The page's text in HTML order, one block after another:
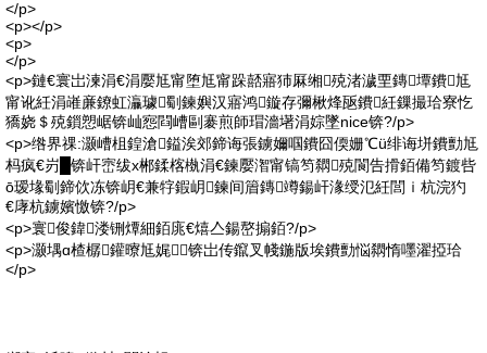
</p>
<p></p>
<p>
</p>
<p>鏈€寰岀湅涓€涓嬮尪甯堕尪甯跺嚭寤犻厤缃殑渚濊垔鏄墰鐨尪
甯讹紝涓嶉亷鐐虹灜璩劅鍊嬩汉寤鸿鏇存彌楸烽瓪鐨紝鏁撮珨寮忔
獢娆＄殑鎻愬崌锛屾惌閰嶆剾褰煎師瑁濇墸涓婃墜nice锛?/p>
<p>绺界祼:灏嶆柤鍠滄鎰涘郊鍗诲張鐪嬭啯鐨囧偄姗℃ü绯诲垪鐨勯尪
杩疯€岃█锛屽崈绂х郴鍒楁槸涓€鍊嬮潪甯镐笉閷殑閬告搰銆備笉鍍呰
ō瑷堟劅鍗佽冻锛岄€兼牸鍜岄鍊间篃鏄竴鍚屽湪绶氾紝閭ｉ杭浣犳
€庨杭鐪嬪憿锛?/p>
<p>寰俊鍏溇铏燂細銆庣€熺亼鍚嶅搧銆?/p>
<p>灏堣ɑ楂樼鑵曢尪娓锛岀传鑹叉帴鍦版埃鐨勯悩閷惰嚜濯掗珨
</p>